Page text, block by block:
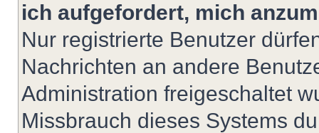
ich aufgefordert, mich
Nur registrierte Benutzer
Nachrichten an andere
Administration freigeschaltet
Missbrauch dieses Systems